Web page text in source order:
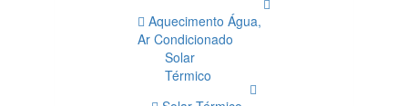
Aquecimento Água,
Ar Condicionado
Solar
Térmico